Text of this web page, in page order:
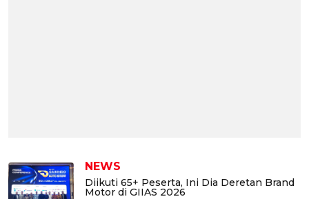
NEWS
Diikuti 65+ Peserta, Ini Dia Deretan Brand
Motor di GIIAS 2026